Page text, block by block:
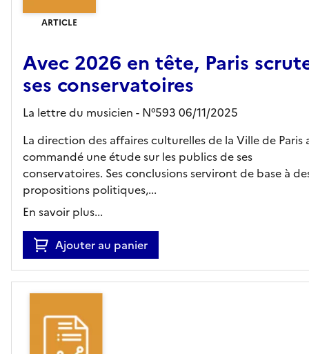
ARTICLE
Avec 2026 en tête, Paris
ses conservatoires
La lettre du musicien - N°593 06/11/2025
La direction des affaires culturelles de la Ville de Paris
commandé une étude sur les publics de ses
conservatoires. Ses conclusions serviront de base à
propositions politiques,...
En savoir plus...
Ajouter au panier